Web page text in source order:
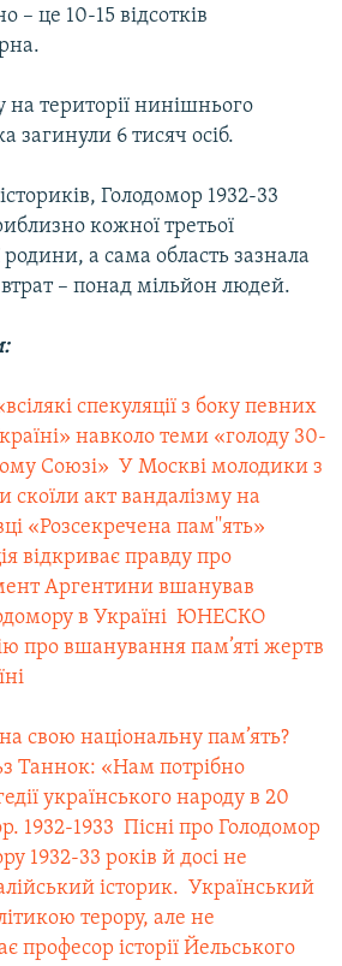
– це 10-15 відсотків
на території нинішнього
загинули 6 тисяч осіб.
Голодомор 1932-33
кожної третьої
родини, а сама область зазнала
– понад мільйон людей.
спекуляції з боку певних
навколо теми «голоду 30-
Союзі»  У Москві молодики з
скоїли акт вандалізму на
«Розсекречена пам''ять»
відкриває правду про
Аргентини вшанував
в Україні  ЮНЕСКО
про вшанування пам’яті жертв
свою національну пам’ять?
Таннок: «Нам потрібно
українського народу в 20
1932-1933  Пісні про Голодомор
1932-33 років й досі не
історик.  Український
терору, але не
професор історії Йельського